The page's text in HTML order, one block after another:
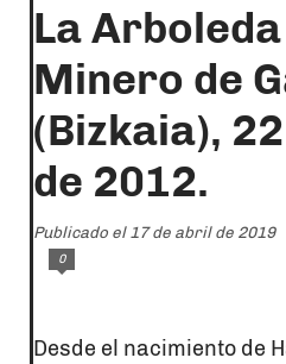
La
Minero de
(Bizkaia),
de 2012.
Publicado el 17 de abril de 2019
0
Desde el nacimiento de